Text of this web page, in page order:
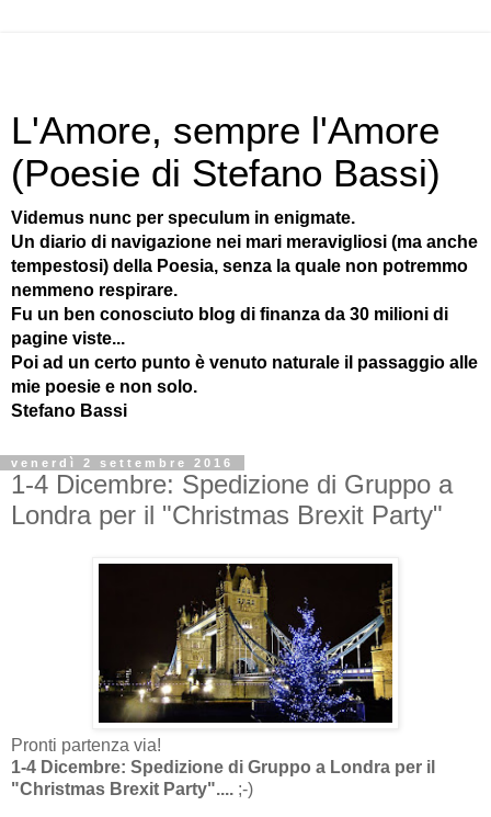
L'Amore, sempre l'Amore
(Poesie di Stefano Bassi)
Videmus nunc per speculum in enigmate.
Un diario di navigazione nei mari meravigliosi (ma anche
tempestosi) della Poesia, senza la quale non potremmo
nemmeno respirare.
Fu un ben conosciuto blog di finanza da 30 milioni di
pagine viste...
Poi ad un certo punto è venuto naturale il passaggio alle
mie poesie e non solo.
Stefano Bassi
venerdì 2 settembre 2016
1-4 Dicembre: Spedizione di Gruppo a
Londra per il "Christmas Brexit Party"
Pronti partenza via!
1-4 Dicembre: Spedizione di Gruppo a Londra per il
"Christmas Brexit Party".... ;-)